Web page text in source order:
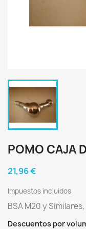
POMO CAJA
21,96 €
Impuestos incluidos
BSA M20 y Similares,
Descuentos por